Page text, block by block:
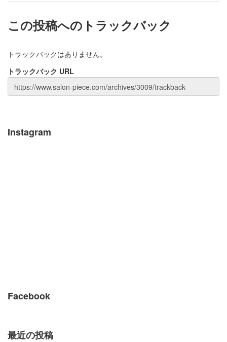
この投稿へのトラックバック
トラックバックはありません。
トラックバック URL
Instagram
Facebook
最近の投稿